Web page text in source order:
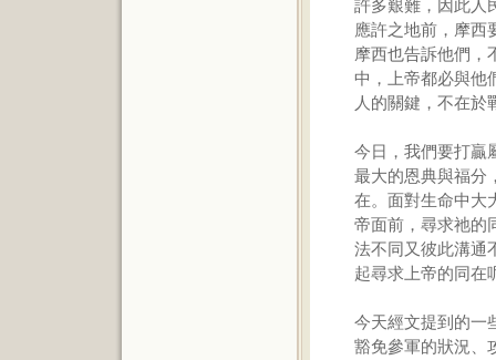
許多艱難，因此人
應許之地前，摩西
摩西也告訴他們，
中，上帝都必與他
人的關鍵，不在於
今日，我們要打贏
最大的恩典與福分
在。面對生命中大
帝面前，尋求祂的
法不同又彼此溝通
起尋求上帝的同在
今天經文提到的一
豁免參軍的狀況、